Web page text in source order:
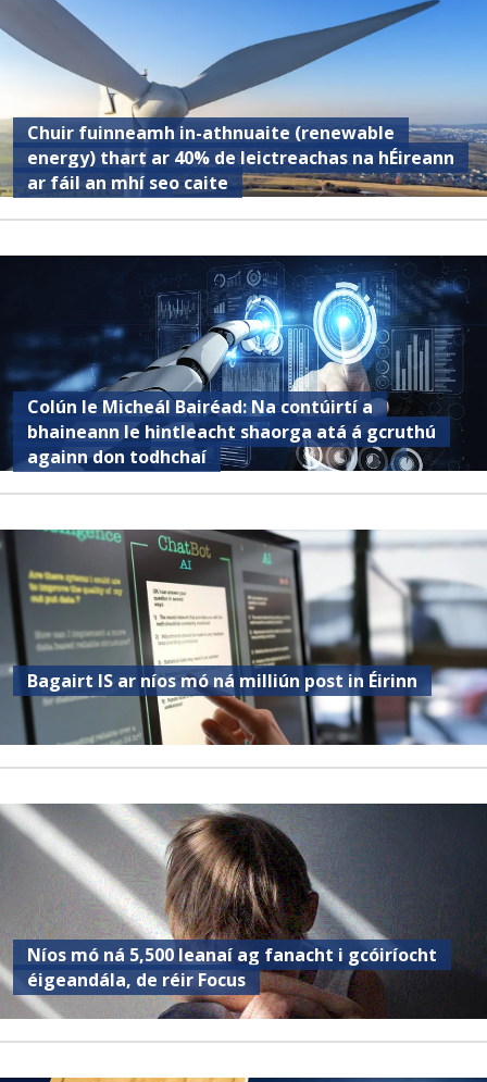
Chuir fuinneamh in-athnuaite (renewable
energy) thart ar 40% de leictreachas na hÉireann
ar fáil an mhí seo caite
Colún le Micheál Bairéad: Na contúirtí a
bhaineann le hintleacht shaorga atá á gcruthú
againn don todhchaí
Bagairt IS ar níos mó ná milliún post in Éirinn
Níos mó ná 5,500 leanaí ag fanacht i gcóiríocht
éigeandála, de réir Focus